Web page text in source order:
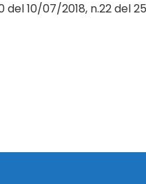
10/07/2018, n.22 del